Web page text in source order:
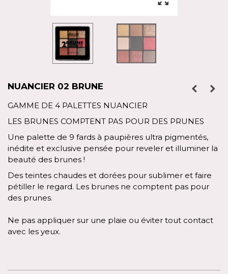
NUANCIER 02 BRUNE
GAMME DE 4 PALETTES NUANCIER
LES BRUNES COMPTENT PAS POUR DES PRUNES
Une palette de 9 fards à paupières ultra pigmentés,
inédite et exclusive pensée pour reveler et illuminer la
beauté des brunes !
Des teintes chaudes et dorées pour sublimer et faire
pétiller le regard. Les brunes ne comptent pas pour
des prunes.
Ne pas appliquer sur une plaie ou éviter tout contact
avec les yeux.